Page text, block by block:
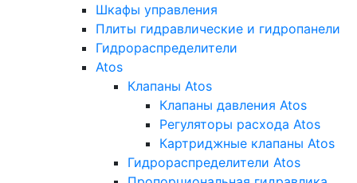
Шкафы управления
Плиты гидравлические и гидропанели
Гидрораспределители
Atos
Клапаны Atos
Клапаны давления Atos
Регуляторы расхода Atos
Картриджные клапаны Atos
Гидрораспределители Atos